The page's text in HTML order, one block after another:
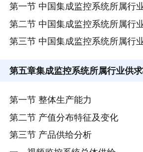
第一节 中国集成监控系统所属行
第二节 中国集成监控系统所属行
第三节 中国集成监控系统所属行
第五章集成监控系统所属行业供
第一节 整体生产能力
第二节 产值分布特征及变化
第三节 产品供给分析